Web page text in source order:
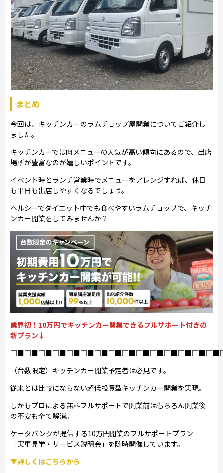
まとめ
今回は、キッチンカーのラムチョップ屋開業についてご紹介し
ました。
キッチンカーでは肉メニューの人気が高い傾向にあるので、出店
場所が豊富なのが嬉しいポイントです。
イベント時とランチ営業時でメニューをアレンジすれば、休日
も平日も出店しやすくなるでしょう。
ヘルシーでダイエット中でも食べやすいラムチョップで、キッチ
ンカー開業をしてみませんか？
業界初！10万円でキッチンカー開業できるフルサポート付きの
新プラン↓
（台数限定）キッチンカー開業予定者は必見です。
従来とは比較にならない超低投資型キッチンカー開業を実現。
しかもプロによる無料フルサポートで開業前はもちろん開業後
の不安も全て解消。
ケータバンクが提供する10万円開業のフルサポートプラン
「実車見学・サービス説明会」を随時開催しています。
▼詳しくはこちらから